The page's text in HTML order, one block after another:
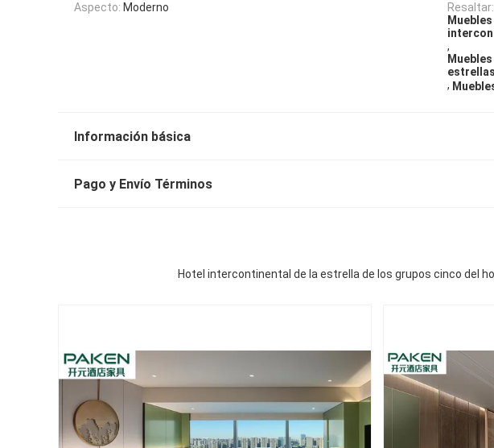
Aspecto: Moderno
Resaltar:
,
estrellas
,
Información básica
Pago y Envío Términos
Hotel intercontinental de la estrella de los grupos cinco del